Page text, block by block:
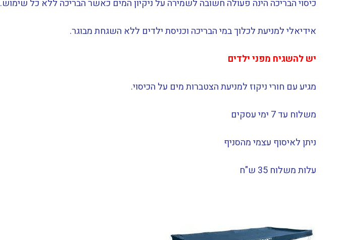
כיסוי הבריכה הינה פעולה חשובה לשמירה על ניקיון המים כאשר הבריכה ללא כל שימוש.
אידיאלי למניעת לכלוך במי הבריכה וכניסת ילדים ללא השגחת מבוגר.
יש להשגיח מפני ילדים
מגיע עם חורי ניקוז למניעת הצטברות מים על הכיסוי.
משלוח עד 7 ימי עסקים
ניתן לאיסוף עצמי מהסניף
עלות משלוח 35 ש"ח